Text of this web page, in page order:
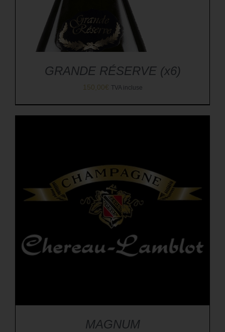
GRANDE RÉSERVE (x6)
150,00€ TVA incluse
MAGNUM